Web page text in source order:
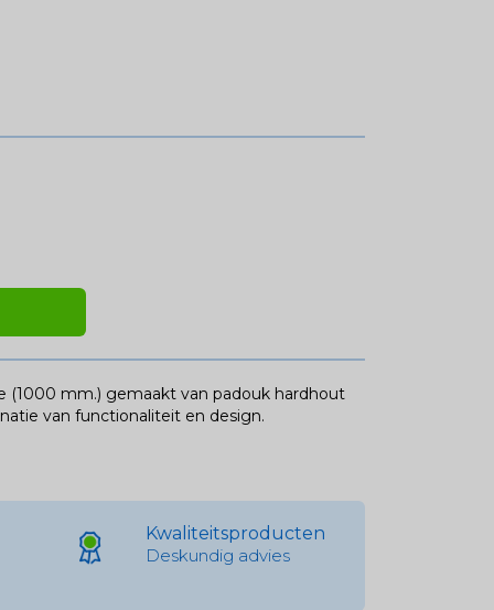
mm.) gemaakt van padouk hardhout
van functionaliteit en design.
Kwaliteitsproducten
Deskundig advies